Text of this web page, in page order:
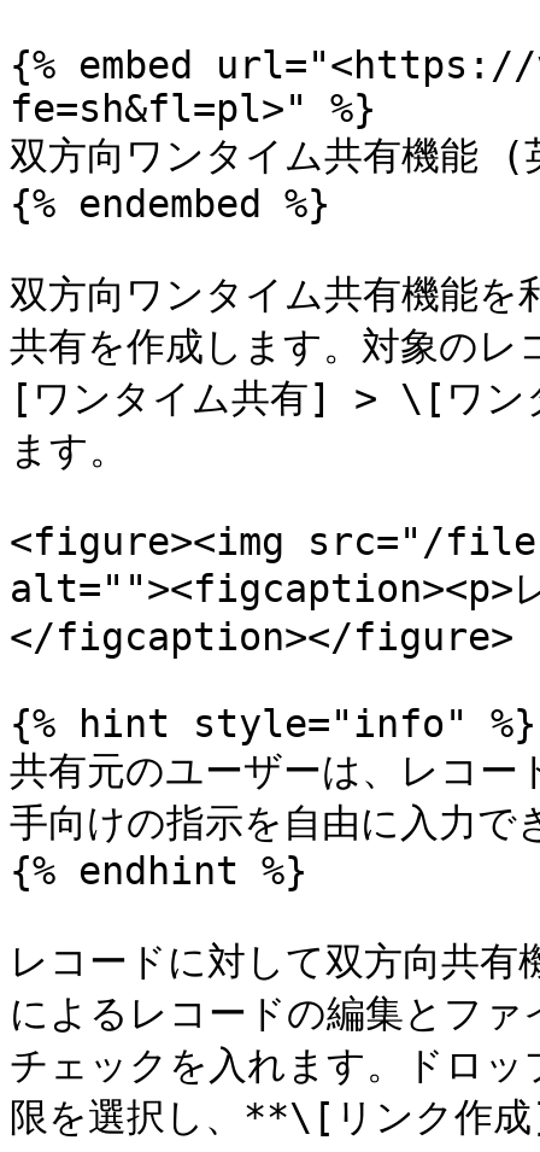
{% embed url="<https://
fe=sh&fl=pl>" %}
双方向ワンタイム共有機能 (
{% endembed %}
双方向ワンタイム共有機能
共有を作成します。対象の
[ワンタイム共有] > \[ワン
ます。
<figure><img src="/files/
alt=""><figcaption><p>レ
</figcaption></figure>
{% hint style="info" %}
共有元のユーザーは、レコー
手向けの指示を自由に入力で
{% endhint %}
レコードに対して双方向共
によるレコードの編集とフ
チェックを入れます。ドロ
限を選択し、**\[リンク作